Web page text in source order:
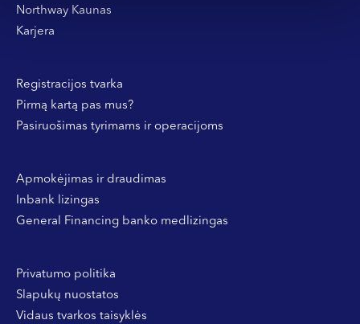
Northway Kaunas
Karjera
Registracijos tvarka
Pirmą kartą pas mus?
Pasiruošimas tyrimams ir operacijoms
Apmokėjimas ir draudimas
Inbank lizingas
General Financing banko medlizingas
Privatumo politika
Slapukų nuostatos
Vidaus tvarkos taisyklės